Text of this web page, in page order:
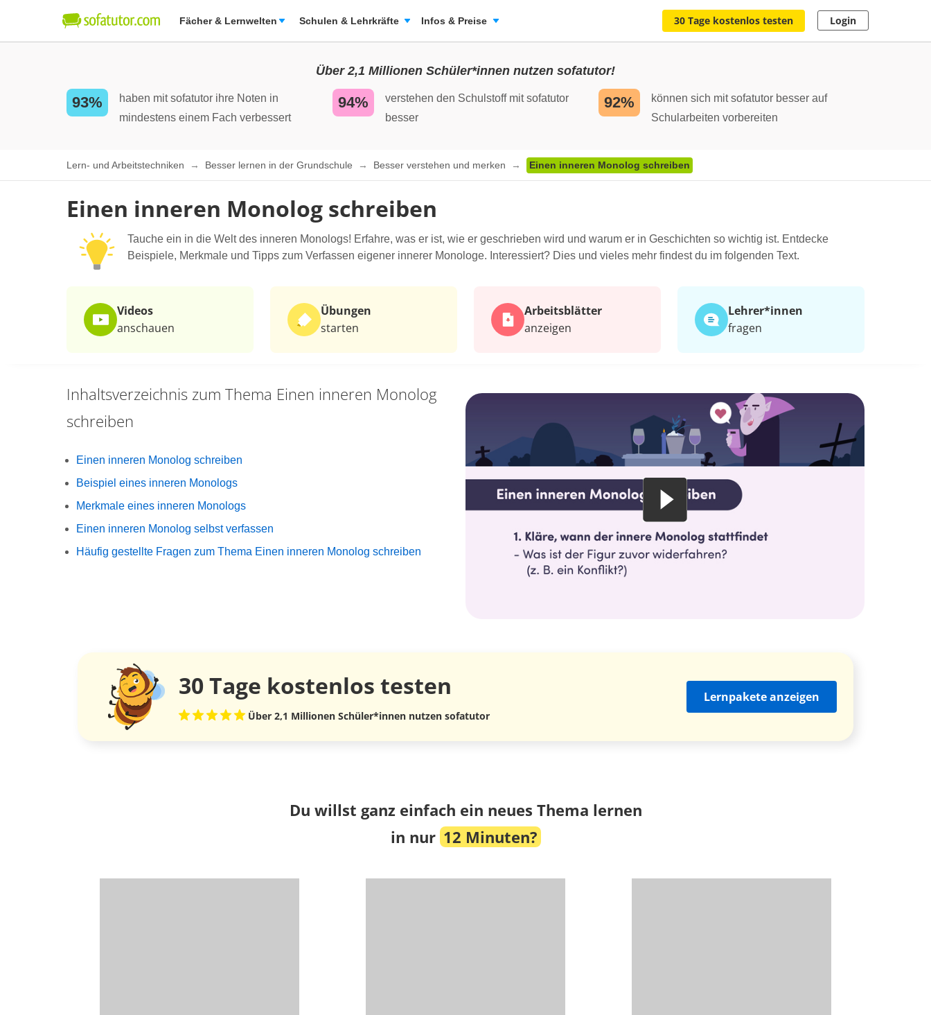
Fächer & Lernwelten Schulen & Lehrkräfte Infos & Preise 30 Tage kostenlos testen Login
Über 2,1 Millionen Schüler*innen nutzen sofatutor!
93%
haben mit sofatutor ihre Noten in
mindestens einem Fach verbessert
94%
verstehen den Schulstoff mit sofatutor
besser
92%
können sich mit sofatutor besser auf
Schularbeiten vorbereiten
Lern- und Arbeitstechniken Besser lernen in der Grundschule Besser verstehen und merken Einen inneren Monolog schreiben
Einen inneren Monolog schreiben
Tauche ein in die Welt des inneren Monologs! Erfahre, was er ist, wie er geschrieben wird und warum er in Geschichten so wichtig ist. Entdecke
Beispiele, Merkmale und Tipps zum Verfassen eigener innerer Monologe. Interessiert? Dies und vieles mehr findest du im folgenden Text.
Videos
anschauen
Übungen
starten
Arbeits­blätter
anzeigen
Lehrer*​innen
fragen
Inhaltsverzeichnis zum Thema Einen inneren Monolog
schreiben
Einen inneren Monolog schreiben
Beispiel eines inneren Monologs
Merkmale eines inneren Monologs
Einen inneren Monolog selbst verfassen
Häufig gestellte Fragen zum Thema Einen inneren Monolog schreiben
30 Tage kostenlos testen
Über 2,1 Millionen Schüler*innen nutzen sofatutor
Lernpakete anzeigen
Du willst ganz einfach ein neues Thema lernen
in nur 12 Minuten?